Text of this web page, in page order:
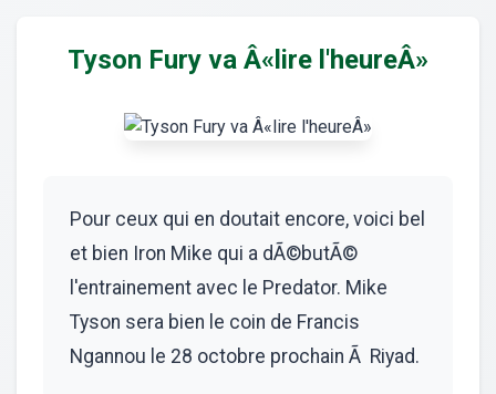
Tyson Fury va Â«lire l'heureÂ»
Pour ceux qui en doutait encore, voici bel
et bien Iron Mike qui a dÃ©butÃ©
l'entrainement avec le Predator. Mike
Tyson sera bien le coin de Francis
Ngannou le 28 octobre prochain Ã Riyad.